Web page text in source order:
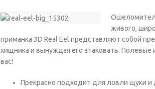
живого,
приманка 3D Real Eel представляют собой
хищника и вынуждая его атаковать.
вас!
Прекрасно подходит для ловли щуки и